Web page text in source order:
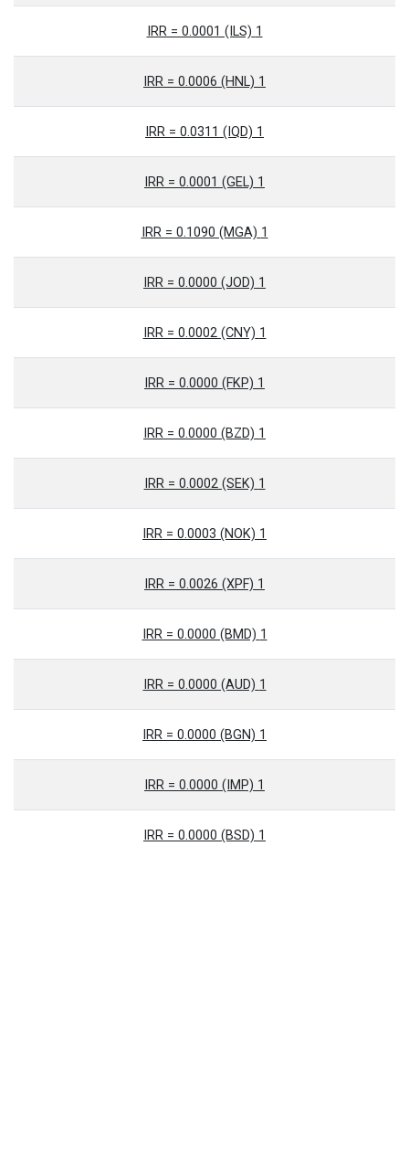
1 IRR = 0.0001 (ILS)
1 IRR = 0.0006 (HNL)
1 IRR = 0.0311 (IQD)
1 IRR = 0.0001 (GEL)
1 IRR = 0.1090 (MGA)
1 IRR = 0.0000 (JOD)
1 IRR = 0.0002 (CNY)
1 IRR = 0.0000 (FKP)
1 IRR = 0.0000 (BZD)
1 IRR = 0.0002 (SEK)
1 IRR = 0.0003 (NOK)
1 IRR = 0.0026 (XPF)
1 IRR = 0.0000 (BMD)
1 IRR = 0.0000 (AUD)
1 IRR = 0.0000 (BGN)
1 IRR = 0.0000 (IMP)
1 IRR = 0.0000 (BSD)